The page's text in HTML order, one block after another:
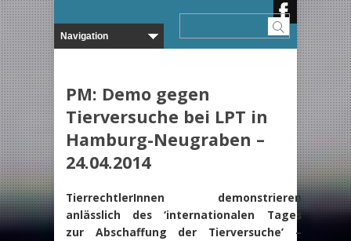
PM: Demo gegen
Tierversuche bei LPT in
Hamburg-Neugraben –
24.04.2014
TierrechtlerInnen demonstrieren
anlässlich des ‘internationalen Tages
zur Abschaffung der Tierversuche’ –